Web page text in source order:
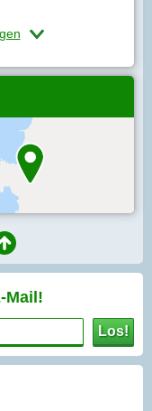
Mail!
Los!